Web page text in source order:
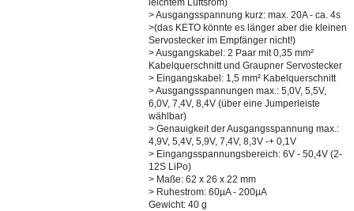
> Ausgangsspannung kurz: max. 20A - ca. 4s
>(das KETO könnte es länger aber die kleinen
Servostecker im Empfänger nicht!)
> Ausgangskabel: 2 Paar mit 0,35 mm²
Kabelquerschnitt und Graupner Servostecker
> Eingangskabel: 1,5 mm² Kabelquerschnitt
> Ausgangsspannungen max.: 5,0V, 5,5V,
6,0V, 7,4V, 8,4V (über eine Jumperleiste
wählbar)
> Genauigkeit der Ausgangsspannung max.:
4,9V, 5,4V, 5,9V, 7,4V, 8,3V -+ 0,1V
> Eingangsspannungsbereich: 6V - 50,4V (2-
12S LiPo)
> Maße: 62 x 26 x 22 mm
> Ruhestrom: 60µA - 200µA
Gewicht: 40 g